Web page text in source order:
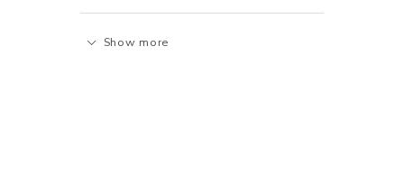
Show more